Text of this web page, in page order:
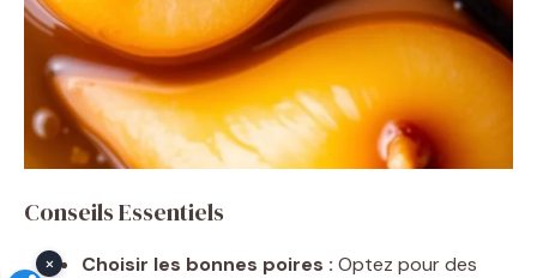
Conseils Essentiels
Choisir les bonnes poires : Optez pour des
×